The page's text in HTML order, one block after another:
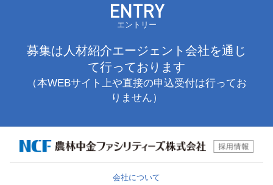
ENTRY
エントリー
募集は人材紹介エージェント会社を通じ
て行っております
（本WEBサイト上や直接の申込受付は行ってお
りません）
会社について